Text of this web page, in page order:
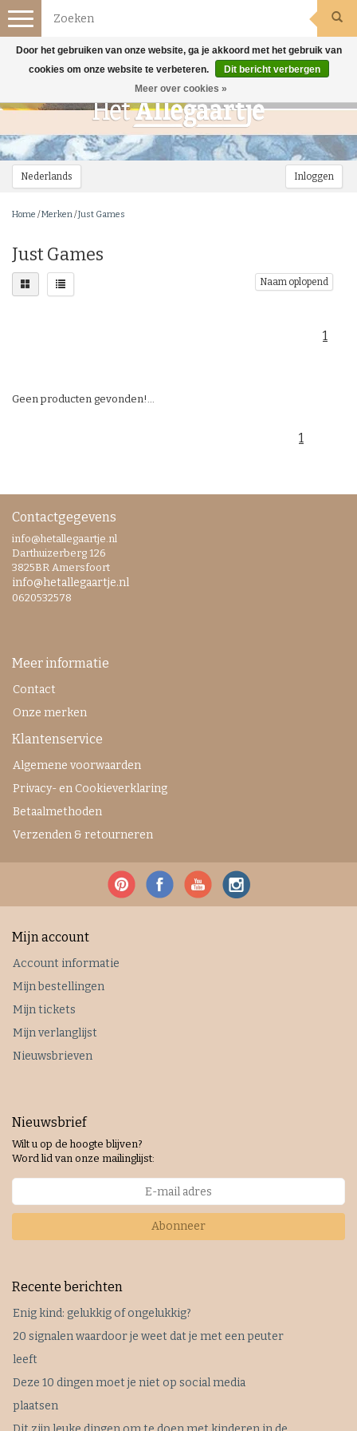
Nederlands Inloggen
Toggle
navigation
Home /Merken/Just Games
Just Games
Naam oplopend
1
Geen producten gevonden!...
1
Contactgegevens
info@hetallegaartje.nl
Darthuizerberg 126
3825BR Amersfoort
info@hetallegaartje.nl
0620532578
Meer informatie
Contact
Onze merken
Klantenservice
Algemene voorwaarden
Privacy- en Cookieverklaring
Betaalmethoden
Verzenden & retourneren
Mijn account
Account informatie
Mijn bestellingen
Mijn tickets
Mijn verlanglijst
Nieuwsbrieven
Nieuwsbrief
Wilt u op de hoogte blijven?
Word lid van onze mailinglijst:
Abonneer
Recente berichten
Enig kind: gelukkig of ongelukkig?
20 signalen waardoor je weet dat je met een peuter
leeft
Deze 10 dingen moet je niet op social media
plaatsen
Door het gebruiken van onze website, ga je akkoord met het gebruik van
cookies om onze website te verbeteren.
Dit bericht verbergen
Meer over cookies »